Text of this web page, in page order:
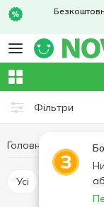
Фільтри
Головна
Усі